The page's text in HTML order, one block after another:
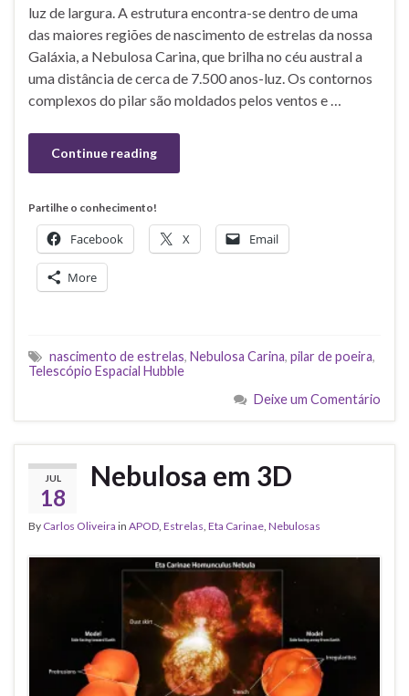
luz de largura. A estrutura encontra-se dentro de uma
das maiores regiões de nascimento de estrelas da nossa
Galáxia, a Nebulosa Carina, que brilha no céu austral a
uma distância de cerca de 7.500 anos-luz. Os contornos
complexos do pilar são moldados pelos ventos e …
Continue reading
Partilhe o conhecimento!
Facebook X Email
More
nascimento de estrelas, Nebulosa Carina, pilar de poeira,
Telescópio Espacial Hubble
Deixe um Comentário
JUL
18
Nebulosa em 3D
By Carlos Oliveira in APOD Estrelas Eta Carinae Nebulosas